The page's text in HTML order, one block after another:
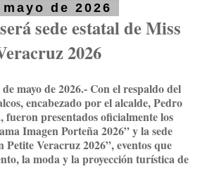
de 2026
sede estatal de Miss
2026
mayo de 2026.- Con el respaldo del
encabezado por el alcalde, Pedro
presentados oficialmente los
Imagen Porteña 2026” y la sede
Petite Veracruz 2026”, eventos que
la moda y la proyección turística de